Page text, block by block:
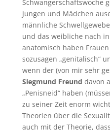
Schwangerschaftswoche
Jungen und Mädchen
männliche
und das weibliche nach
anatomisch haben
sozusagen „genitalisch“
wenn der (von mir sehr
Siegmund Freund davon
„Penisneid“ haben
zu seiner Zeit enorm
Theorien über die
auch mit der Theorie,